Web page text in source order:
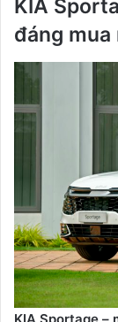
KIA
đáng mua